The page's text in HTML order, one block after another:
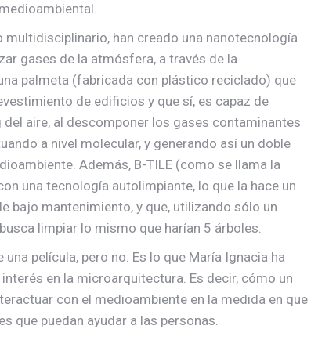
multidisciplinario, han creado una nanotecnología
gases de la atmósfera, a través de la
palmeta (fabricada con plástico reciclado) que
de edificios y que sí, es capaz de
del aire, al descomponer los gases contaminantes
a nivel molecular, y generando así un doble
Además, B-TILE (como se llama la
una tecnología autolimpiante, lo que la hace un
bajo mantenimiento, y que, utilizando sólo un
limpiar lo mismo que harían 5 árboles.
una película, pero no. Es lo que María Ignacia ha
en la microarquitectura. Es decir, cómo un
con el medioambiente en la medida en que
que puedan ayudar a las personas.